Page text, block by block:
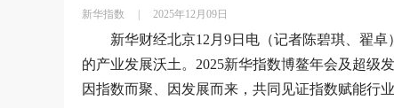
新华指数 2025年12月09日
新华财经北京12月9日电（记者陈碧琪、翟
的产业发展沃土。2025新华指数博鳌年会及超级
因指数而聚、因发展而来，共同见证指数赋能行